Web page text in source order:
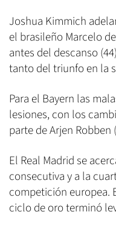
Joshua Kimmich
el brasileño Marcelo
antes del descanso
tanto del triunfo en la
Para el Bayern las
lesiones, con los
parte de Arjen Robben
El Real Madrid se
consecutiva y a la
competición europea.
ciclo de oro terminó